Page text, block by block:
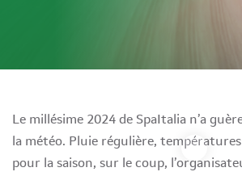
Le millésime 2024 de SpaItalia n’a
la météo. Pluie régulière,
pour la saison, sur le coup,